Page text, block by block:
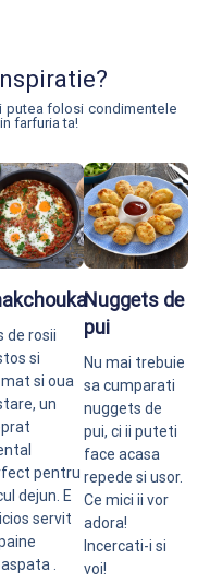
putea folosi condimentele
farfuria ta!
de rosii
si
si oua
un
pentru
dejun. E
servit
.
Nuggets de
pui
Nu mai trebuie
sa cumparati
nuggets de
pui, ci ii puteti
face acasa
repede si usor.
Ce mici ii vor
adora!
Incercati-i si
voi!